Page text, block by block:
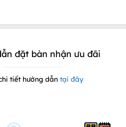
đặt bàn nhận ưu đãi
tiết hướng dẫn tại đây